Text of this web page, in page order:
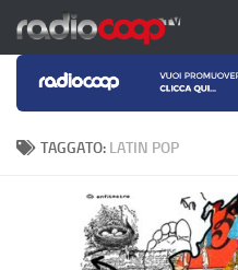
Salta al contenuto
TAGGATO: LATIN POP